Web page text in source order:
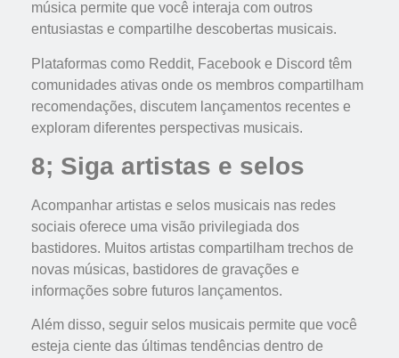
música permite que você interaja com outros
entusiastas e compartilhe descobertas musicais.
Plataformas como Reddit, Facebook e Discord têm
comunidades ativas onde os membros compartilham
recomendações, discutem lançamentos recentes e
exploram diferentes perspectivas musicais.
8; Siga artistas e selos
Acompanhar artistas e selos musicais nas redes
sociais oferece uma visão privilegiada dos
bastidores. Muitos artistas compartilham trechos de
novas músicas, bastidores de gravações e
informações sobre futuros lançamentos.
Além disso, seguir selos musicais permite que você
esteja ciente das últimas tendências dentro de